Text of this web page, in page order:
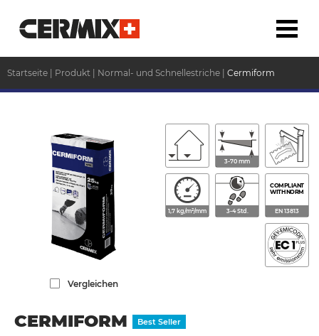
Startseite Produkt Normal- und Schnellestriche Cermiform
Vergleichen
CERMIFORM Best Seller
3-70 mm
1,7 kg/m²/mm 3-4 Std.
COMPLIANT
WITH NORM
EN 13813